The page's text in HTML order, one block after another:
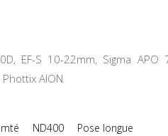
EF-S 10-22mm, Sigma APO
AION
ND400 Pose longue